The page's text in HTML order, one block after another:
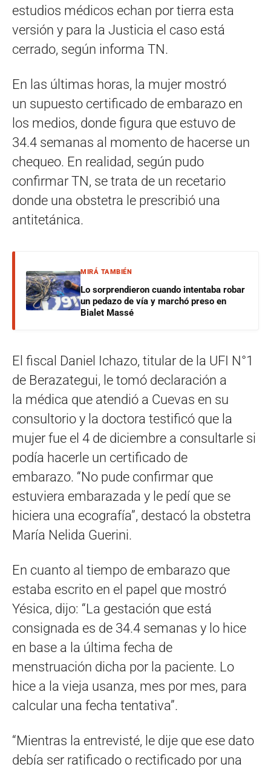
estudios médicos echan por tierra esta
versión y para la Justicia el caso está
cerrado, según informa TN.
En las últimas horas, la mujer mostró
un supuesto certificado de embarazo en
los medios, donde figura que estuvo de
34.4 semanas al momento de hacerse un
chequeo. En realidad, según pudo
confirmar TN, se trata de un recetario
donde una obstetra le prescribió una
antitetánica.
MIRÁ TAMBIÉN
Lo sorprendieron cuando intentaba robar
un pedazo de vía y marchó preso en
Bialet Massé
El fiscal Daniel Ichazo, titular de la UFI N°1
de Berazategui, le tomó declaración a
la médica que atendió a Cuevas en su
consultorio y la doctora testificó que la
mujer fue el 4 de diciembre a consultarle si
podía hacerle un certificado de
embarazo. “No pude confirmar que
estuviera embarazada y le pedí que se
hiciera una ecografía”, destacó la obstetra
María Nelida Guerini.
En cuanto al tiempo de embarazo que
estaba escrito en el papel que mostró
Yésica, dijo: “La gestación que está
consignada es de 34.4 semanas y lo hice
en base a la última fecha de
menstruación dicha por la paciente. Lo
hice a la vieja usanza, mes por mes, para
calcular una fecha tentativa”.
“Mientras la entrevisté, le dije que ese dato
debía ser ratificado o rectificado por una